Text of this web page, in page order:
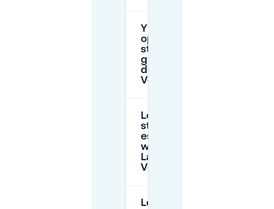
Y a-t-il des
options de
stationnement
gratuit près
de Lange
Voorhout ?
Le
stationnement
est-il gratuit le
week-end à
Lange
Voorhout ?
Le Park